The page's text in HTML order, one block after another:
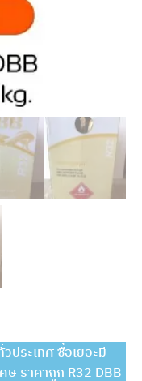
ประเทศ ซื้อเยอะมี
ษ ราคาถูก R32 DBB